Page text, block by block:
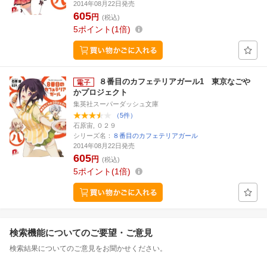
2014年08月22日発売
605円 (税込)
5ポイント 1倍
８番目のカフェテリアガール1 東京なごや
かプロジェクト
集英社スーパーダッシュ文庫
（5件）
石原宙, ０２９
シリーズ名： ８番目のカフェテリアガール
2014年08月22日発売
605円 (税込)
5ポイント 1倍
検索機能についてのご要望・ご意見
検索結果についてのご意見をお聞かせください。